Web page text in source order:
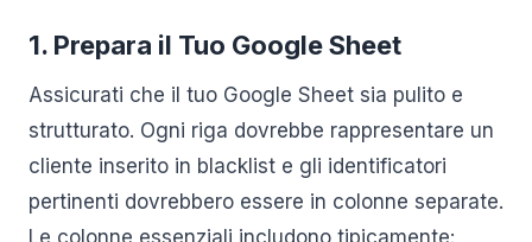
1. Prepara il Tuo Google Sheet
Assicurati che il tuo Google Sheet sia pulito e
strutturato. Ogni riga dovrebbe rappresentare un
cliente inserito in blacklist e gli identificatori
pertinenti dovrebbero essere in colonne separate.
Le colonne essenziali includono tipicamente: